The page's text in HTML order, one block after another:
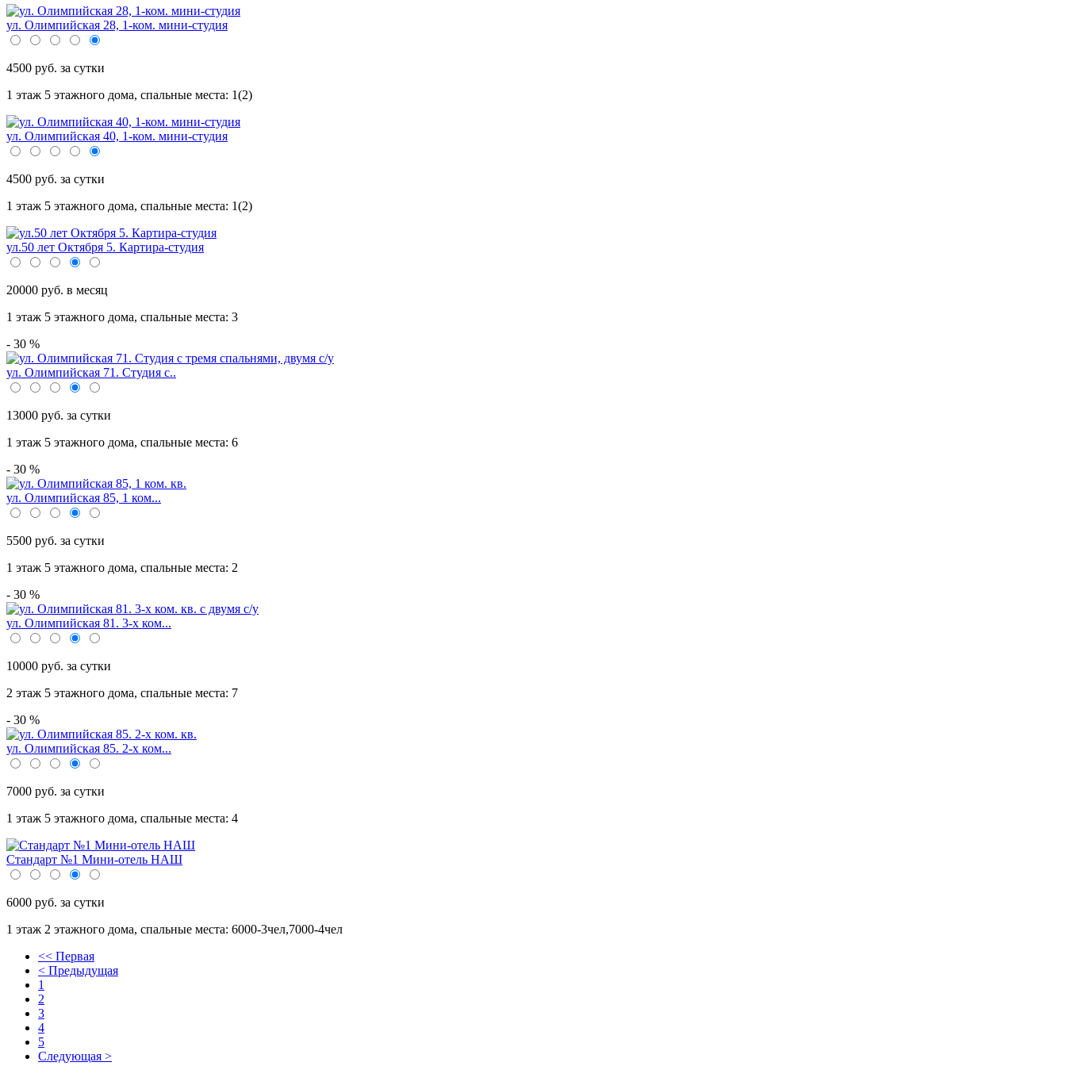
ул. Олимпийская 28, 1-ком. мини-студия
4500 руб. за сутки
1 этаж 5 этажного дома, спальные места: 1(2)
ул. Олимпийская 40, 1-ком. мини-студия
4500 руб. за сутки
1 этаж 5 этажного дома, спальные места: 1(2)
ул.50 лет Октября 5. Картира-студия
20000 руб. в месяц
1 этаж 5 этажного дома, спальные места: 3
- 30 %
ул. Олимпийская 71. Студия с..
13000 руб. за сутки
1 этаж 5 этажного дома, спальные места: 6
- 30 %
ул. Олимпийская 85, 1 ком...
5500 руб. за сутки
1 этаж 5 этажного дома, спальные места: 2
- 30 %
ул. Олимпийская 81. 3-х ком...
10000 руб. за сутки
2 этаж 5 этажного дома, спальные места: 7
- 30 %
ул. Олимпийская 85. 2-х ком...
7000 руб. за сутки
1 этаж 5 этажного дома, спальные места: 4
Стандарт №1 Мини-отель НАШ
6000 руб. за сутки
1 этаж 2 этажного дома, спальные места: 6000-3чел,7000-4чел
<< Первая
< Предыдущая
1
2
3
4
5
Следующая >